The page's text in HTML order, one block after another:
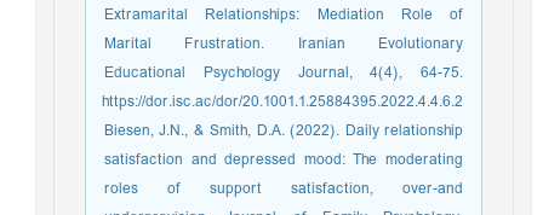
Extramarital Relationships: Mediation Role of
Marital Frustration. Iranian Evolutionary
Educational Psychology Journal, 4(4), 64-75.
https://dor.isc.ac/dor/20.1001.1.25884395.2022.4.4.6.2
Biesen, J.N., & Smith, D.A. (2022). Daily relationship
satisfaction and depressed mood: The moderating
roles of support satisfaction, over-and